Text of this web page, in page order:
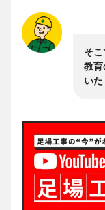
そ
教育
いた